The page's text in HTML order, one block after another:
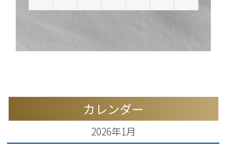
カレンダー
2026年1月